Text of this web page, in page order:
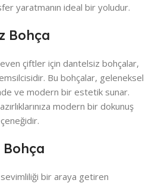
yaratmanın ideal bir yoludur.
Bohça
çiftler için dantelsiz bohçalar,
Bu bohçalar, geleneksel
ve modern bir estetik sunar.
modern bir dokunuş
Bohça
sevimliliği bir araya getiren